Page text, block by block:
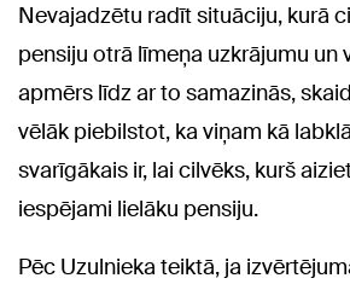
Nevajadzētu radīt situāciju, kurā
pensiju otrā līmeņa uzkrājumu un
apmērs līdz ar to samazinās,
vēlāk piebilstot, ka viņam kā
svarīgākais ir, lai cilvēks, kurš
iespējami lielāku pensiju.
Pēc Uzulnieka teiktā, ja